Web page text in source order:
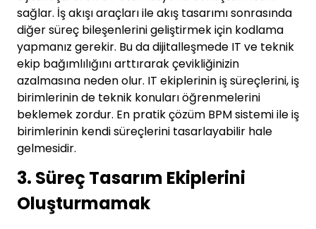
sağlar. İş akışı araçları ile akış tasarımı sonrasında
diğer süreç bileşenlerini geliştirmek için kodlama
yapmanız gerekir. Bu da dijitalleşmede IT ve teknik
ekip bağımlılığını arttırarak çevikliğinizin
azalmasına neden olur. IT ekiplerinin iş süreçlerini, iş
birimlerinin de teknik konuları öğrenmelerini
beklemek zordur. En pratik çözüm BPM sistemi ile iş
birimlerinin kendi süreçlerini tasarlayabilir hale
gelmesidir.
3. Süreç Tasarım Ekiplerini
Oluşturmamak